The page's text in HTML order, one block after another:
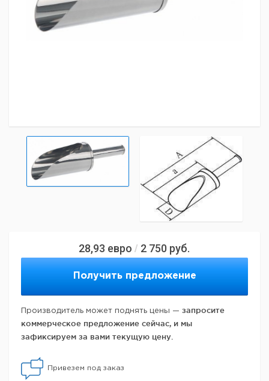
28,93 евро / 2 750 руб.
Получить предложение
Производитель может поднять цены — запросите
коммерческое предложение сейчас, и мы
зафиксируем за вами текущую цену.
Привезем под заказ